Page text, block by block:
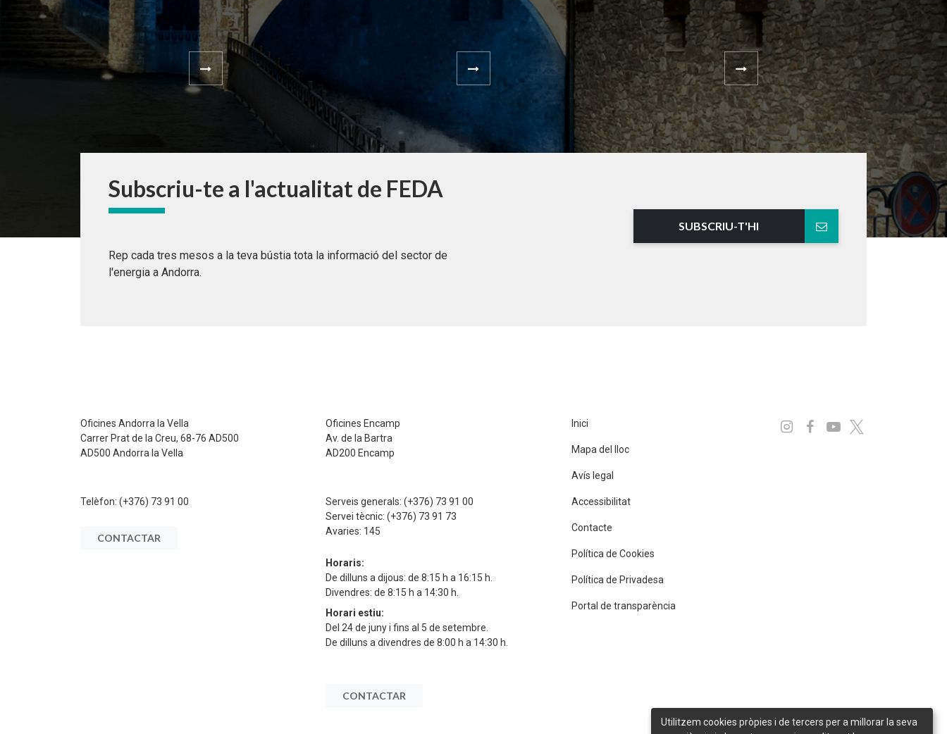
Subscriu-te a l'actualitat de FEDA
Rep cada tres mesos a la teva bústia tota la informació del sector de
l'energia a Andorra.
SUBSCRIU-T'HI
Oficines Andorra la Vella
Carrer Prat de la Creu, 68-76 AD500
AD500 Andorra la Vella
Telèfon: (+376) 73 91 00
CONTACTAR
Oficines Encamp
Av. de la Bartra
AD200 Encamp
Serveis generals:(+376) 73 91 00
Servei tècnic:(+376) 73 91 73
Avaries: 145
Horaris:
De dilluns a dijous: de 8:15 h a 16:15 h.
Divendres: de 8:15 h a 14:30 h.
Horari estiu:
Del 24 de juny i fins al 5 de setembre.
De dilluns a divendres de 8:00 h a 14:30 h.
CONTACTAR
Inici
Mapa del lloc
Avís legal
Accessibilitat
Contacte
Política de Cookies
Política de Privadesa
Portal de transparència
Instagram
Facebook
Youtube
Utilitzem cookies pròpies i de tercers per a millorar la seva